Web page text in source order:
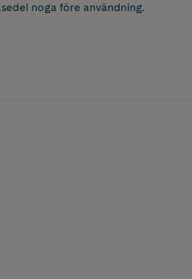
noga före användning.